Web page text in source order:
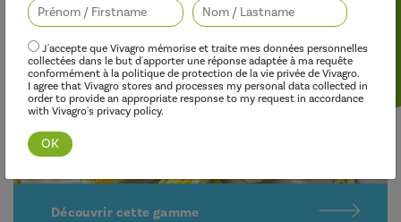
Découvrir cette gamme
J'accepte que Vivagro mémorise et traite mes données personnelles
collectées dans le but d'apporter une réponse adaptée à ma requête
conformément à la politique de protection de la vie privée de Vivagro.
I agree that Vivagro stores and processes my personal data collected in
order to provide an appropriate response to my request in accordance
with Vivagro's privacy policy.